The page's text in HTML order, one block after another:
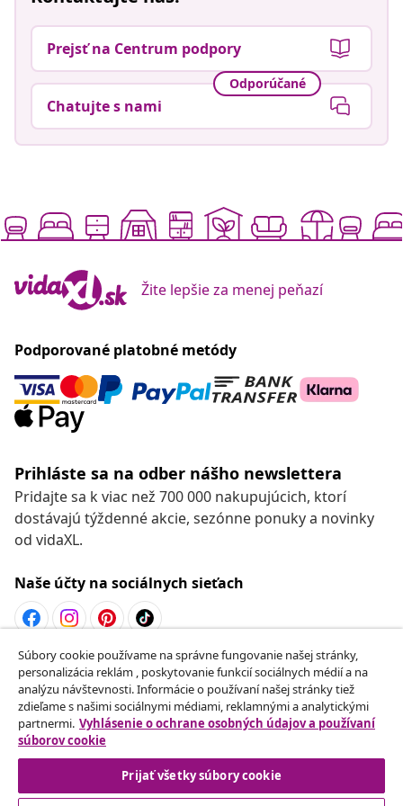
Prejsť na Centrum podpory
Odporúčané
Chatujte s nami
Žite lepšie za menej peňazí
Podporované platobné metódy
Prihláste sa na odber nášho newslettera
Pridajte sa k viac než 700 000 nakupujúcich, ktorí
dostávajú týždenné akcie, sezónne ponuky a novinky
od vidaXL.
Naše účty na sociálnych sieťach
Odstúpenie od zmluvy
Odošlite žiadosť o odstúpenie od vašej objednávky.
Súbory cookie používame na správne fungovanie našej stránky,
personalizácia reklám , poskytovanie funkcií sociálnych médií a na
analýzu návštevnosti. Informácie o používaní našej stránky tiež
zdieľame s našimi sociálnymi médiami, reklamnými a analytickými
partnermi. Vyhlásenie o ochrane osobných údajov a používaní
súborov cookie
Prijať všetky súbory cookie